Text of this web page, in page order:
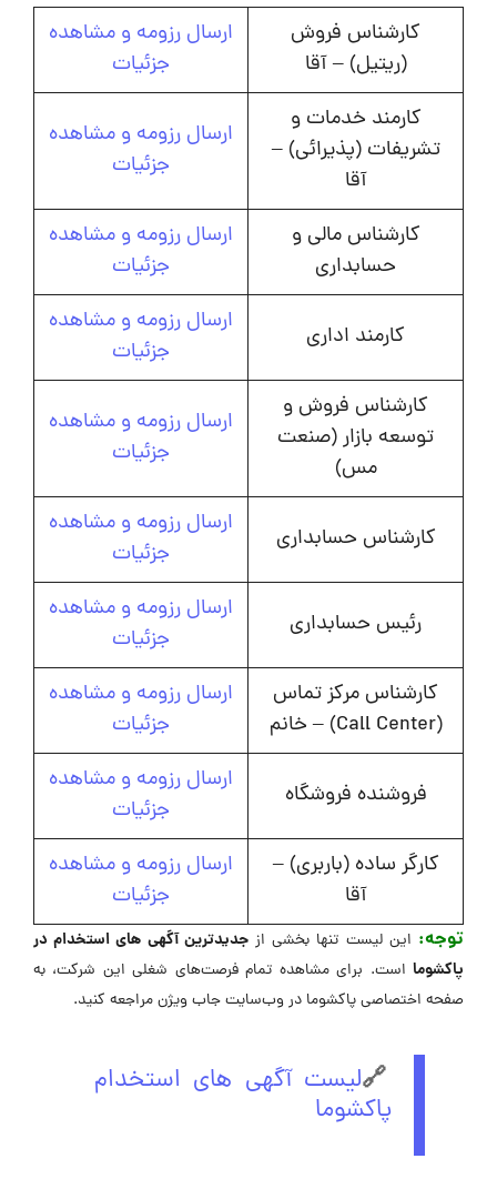
کارشناس فروش
(ریتیل) – آقا
ارسال رزومه و مشاهده
جزئیات
کارمند خدمات و
تشریفات (پذیرائی) –
آقا
ارسال رزومه و مشاهده
جزئیات
کارشناس مالی و
حسابداری
ارسال رزومه و مشاهده
جزئیات
کارمند اداری
ارسال رزومه و مشاهده
جزئیات
کارشناس فروش و
توسعه بازار (صنعت
مس)
ارسال رزومه و مشاهده
جزئیات
کارشناس حسابداری
ارسال رزومه و مشاهده
جزئیات
رئیس حسابداری
ارسال رزومه و مشاهده
جزئیات
کارشناس مرکز تماس
(Call Center) – خانم
ارسال رزومه و مشاهده
جزئیات
فروشنده فروشگاه
ارسال رزومه و مشاهده
جزئیات
کارگر ساده (باربری) –
آقا
ارسال رزومه و مشاهده
جزئیات
توجه: این لیست تنها بخشی ازجدیدترین آگهی های استخدام در
پاکشوما است. برای مشاهده تمام فرصت‌های شغلی این شرکت، به
صفحه اختصاصی پاکشوما در وب‌سایت جاب ویژن مراجعه کنید.
🔗لیست آگهی های استخدام
پاکشوما